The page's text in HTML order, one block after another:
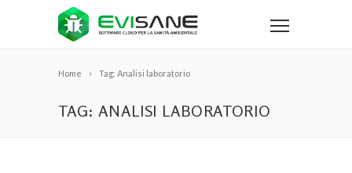
Home Tag: Analisi laboratorio
TAG: ANALISI LABORATORIO